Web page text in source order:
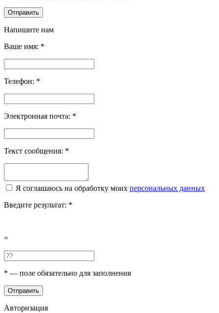
Отправить
Напишите нам
Ваше имя: *
Телефон: *
Электронная почта: *
Текст сообщения: *
Я соглашаюсь на обработку моих персональных данных
Введите результат: *
=
* — поле обязательно для заполнения
Отправить
Авторизация